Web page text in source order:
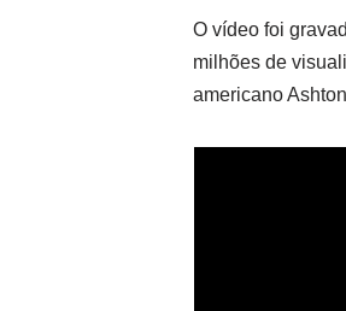
O vídeo foi
milhões de
americano